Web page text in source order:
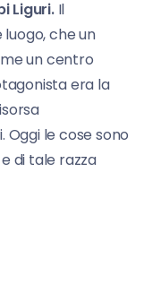
Liguri.Il
che un
un centro
era la
le cose sono
di tale razza